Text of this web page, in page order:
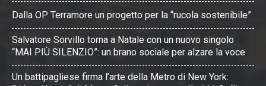
Dalla OP Terramore un progetto per la “rucola sostenibile”
Salvatore Sorvillo torna a Natale con un nuovo singolo
“MAI PIÙ SILENZIO”: un brano sociale per alzare la voce
Un battipagliese firma l’arte della Metro di New York: